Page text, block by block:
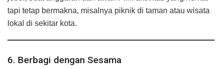
tapi tetap bermakna, misalnya piknik di taman atau wisata
lokal di sekitar kota.
6. Berbagi dengan Sesama